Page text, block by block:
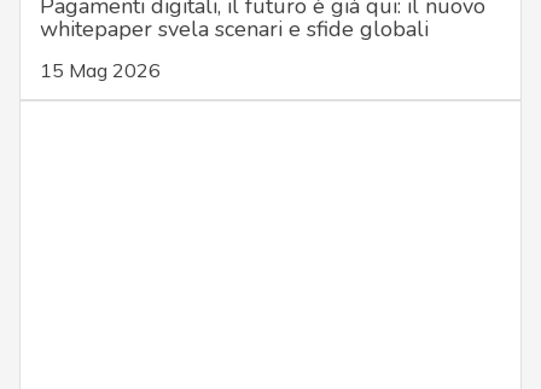
Pagamenti digitali, il futuro è già qui: il nuovo
whitepaper svela scenari e sfide globali
15 Mag 2026